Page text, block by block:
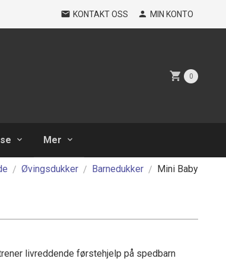
KONTAKT OSS MIN KONTO
0
Mer
Øvingsdukker Barnedukker Mini Baby
livreddende førstehjelp på spedbarn